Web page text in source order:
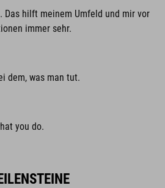
Das hilft meinem Umfeld und mir vor
immer sehr.
dem, was man tut.
you do.